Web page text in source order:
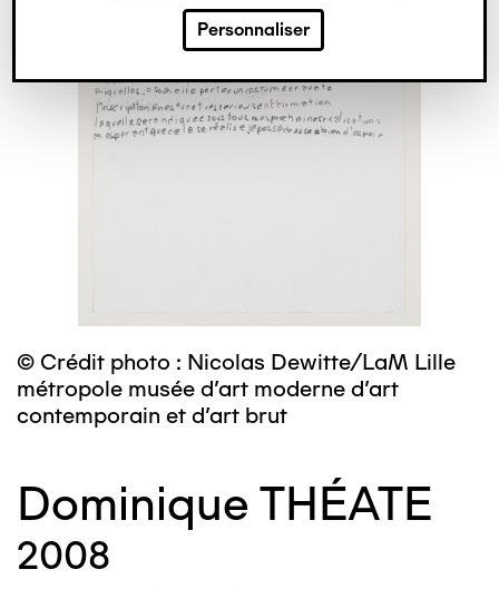
Personnaliser
© Crédit photo : Nicolas Dewitte/LaM Lille
métropole musée d’art moderne d’art
contemporain et d’art brut
Dominique THÉATE
2008